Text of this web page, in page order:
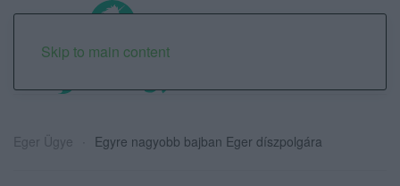
Skip to main content
Eger Ügye Egyre nagyobb bajban Eger díszpolgára